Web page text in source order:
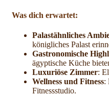
Was dich erwartet:
Palastähnliches
königliches Palast
Gastronomische
ägyptische Küche
Luxuriöse Zimmer:
Wellness und Fitness:
Fitnessstudio.